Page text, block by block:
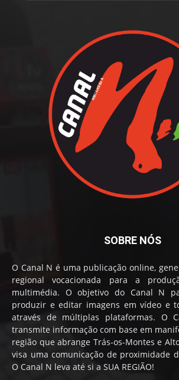
SOBRE NÓS
O Canal N é uma publicação online,
regional vocacionada para a
multimédia. O objetivo do Canal N
produzir e editar imagens em vídeo e
através de múltiplas plataformas. O
transmite informação com base em
região que abrange Trás-os-Montes e
visa uma comunicação de proximidade
O Canal N leva até si a SUA REGIÃO!